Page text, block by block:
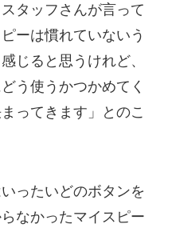
タッフさんが言って
ーは慣れていないう
じると思うけれど、
う使うかつかめてく
ってきます」とのこ
ったいどのボタンを
なかったマイスピー